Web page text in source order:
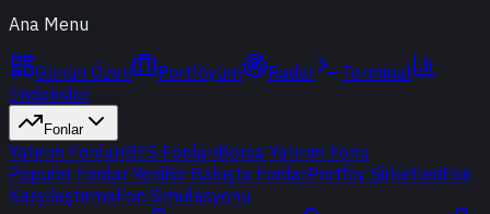
Ana Menu
Günün Özeti Portföyüm Radar
Terminal
Endeksler
Fonlar
Yatırım FonlarıBES FonlarıBorsa Yatırım Fonu
Popüler Fonlar YeniBir Bakışta FonlarPortföy ŞirketleriFon
KarşılaştırmaFon Simülasyonu